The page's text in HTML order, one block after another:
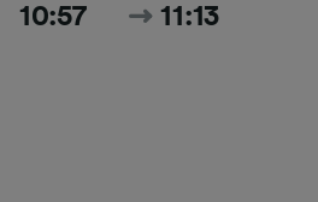
10:57 11:13